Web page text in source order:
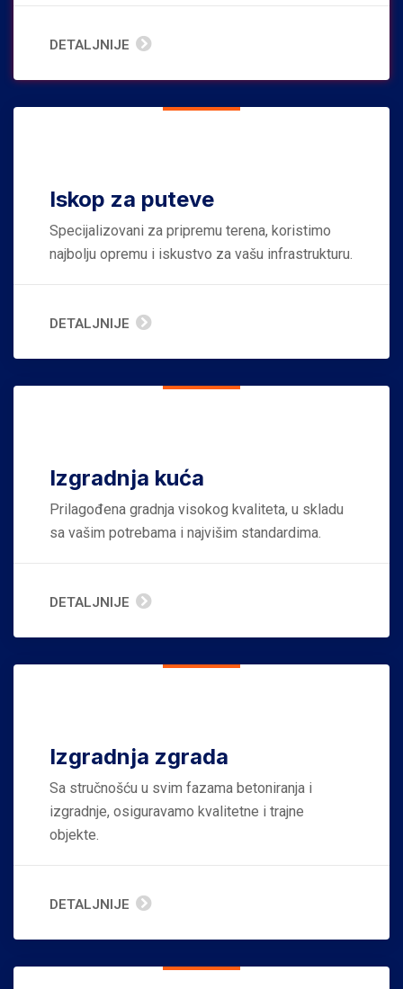
DETALJNIJE
Iskop za puteve
Specijalizovani za pripremu terena, koristimo
najbolju opremu i iskustvo za vašu infrastrukturu.
DETALJNIJE
Izgradnja kuća
Prilagođena gradnja visokog kvaliteta, u skladu
sa vašim potrebama i najvišim standardima.
DETALJNIJE
Izgradnja zgrada
Sa stručnošću u svim fazama betoniranja i
izgradnje, osiguravamo kvalitetne i trajne
objekte.
DETALJNIJE